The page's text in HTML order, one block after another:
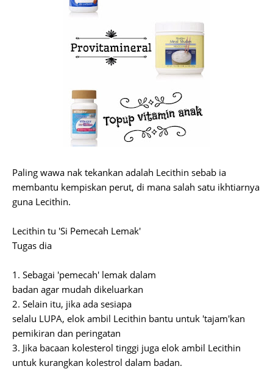
Paling wawa nak tekankan adalah Lecithin sebab ia
membantu kempiskan perut, di mana salah satu ikhtiarnya
guna Lecithin.
Lecithin tu 'Si Pemecah Lemak'
Tugas dia
1. Sebagai 'pemecah' lemak dalam
badan agar mudah dikeluarkan
2. Selain itu, jika ada sesiapa
selalu LUPA, elok ambil Lecithin bantu untuk 'tajam'kan
pemikiran dan peringatan
3. Jika bacaan kolesterol tinggi juga elok ambil Lecithin
untuk kurangkan kolestrol dalam badan.